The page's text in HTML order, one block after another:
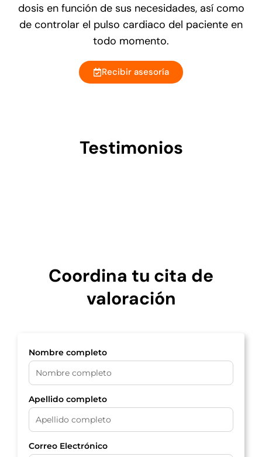
dosis en función de sus necesidades, así como
de controlar el pulso cardiaco del paciente en
todo momento.
Recibir asesoría
Testimonios
Coordina tu cita de
valoración
Nombre completo
Apellido completo
Correo Electrónico